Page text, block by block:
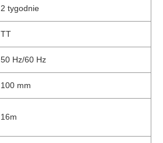
2 tygodnie
TT
50 Hz/60 Hz
100 mm
16m